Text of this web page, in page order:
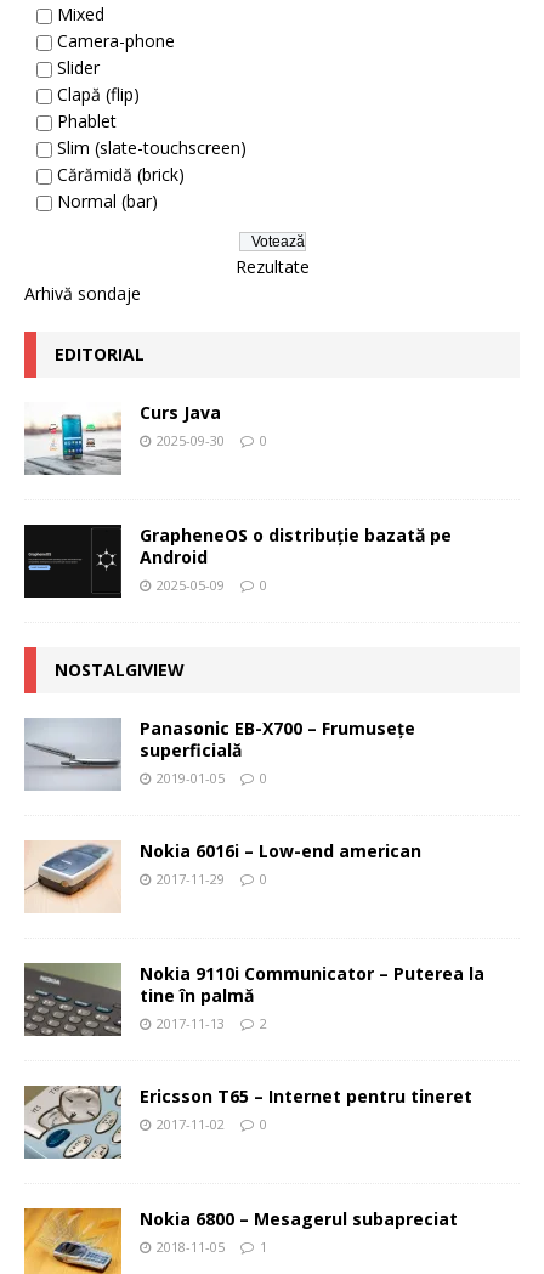
Mixed
Camera-phone
Slider
Clapă (flip)
Phablet
Slim (slate-touchscreen)
Cărămidă (brick)
Normal (bar)
Rezultate
Arhivă sondaje
EDITORIAL
Curs Java
2025-09-30 0
GrapheneOS o distribuție bazată pe
Android
2025-05-09 0
NOSTALGIVIEW
Panasonic EB-X700 – Frumuseţe
superficială
2019-01-05 0
Nokia 6016i – Low-end american
2017-11-29 0
Nokia 9110i Communicator – Puterea la
tine în palmă
2017-11-13 2
Ericsson T65 – Internet pentru tineret
2017-11-02 0
Nokia 6800 – Mesagerul subapreciat
2018-11-05 1